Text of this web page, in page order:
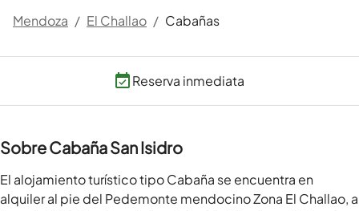
Mendoza / El Challao / Cabañas
Reserva inmediata
Sobre Cabaña San Isidro
El alojamiento turístico tipo Cabaña se encuentra en
alquiler al pie del Pedemonte mendocino Zona El Challao, a